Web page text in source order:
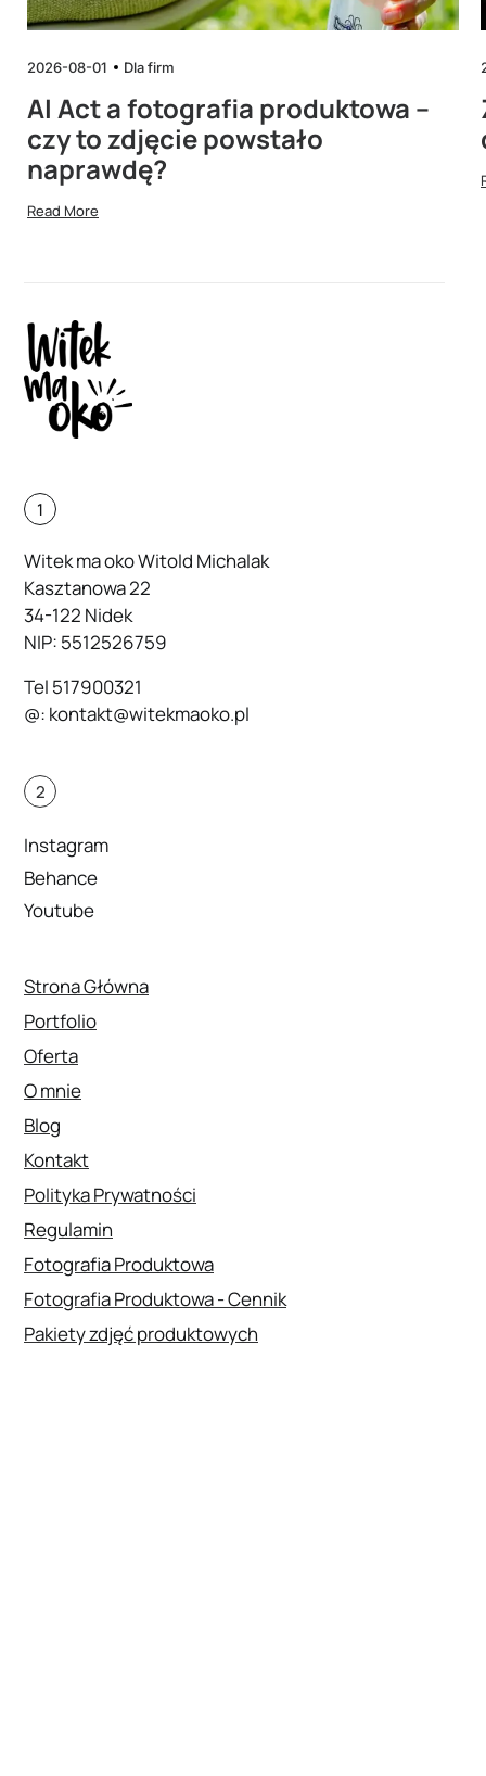
2026-08-01 Dla firm
AI Act a fotografia produktowa –
czy to zdjęcie powstało
naprawdę?
Read More
1
Witek ma oko Witold Michalak
Kasztanowa 22
34-122 Nidek
NIP: 5512526759
Tel 517900321
@: kontakt@witekmaoko.pl
2
Instagram
Behance
Youtube
Strona Główna
Portfolio
Oferta
O mnie
Blog
Kontakt
Polityka Prywatności
Regulamin
Fotografia Produktowa
Fotografia Produktowa - Cennik
Pakiety zdjęć produktowych